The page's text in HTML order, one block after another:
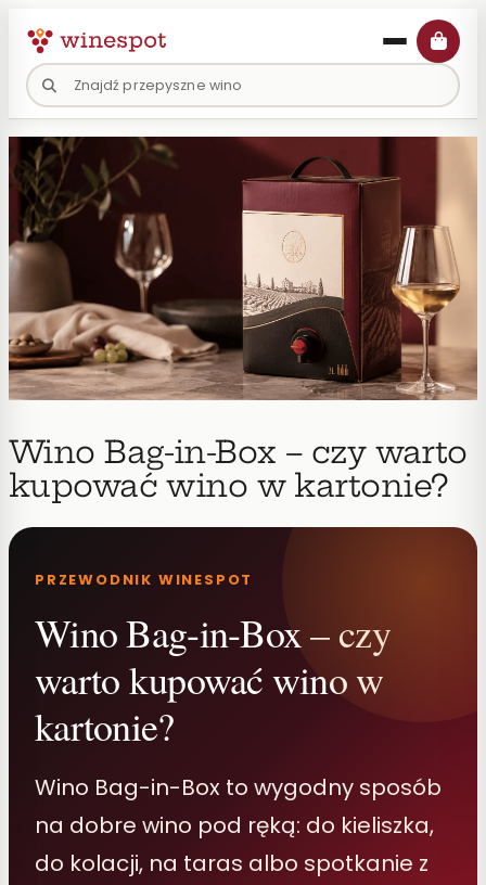
treści
Wino Bag-in-Box – czy warto
kupować wino w kartonie?
PRZEWODNIK WINESPOT
Wino Bag-in-Box – czy
warto kupować wino w
kartonie?
Wino Bag-in-Box to wygodny sposób
na dobre wino pod ręką: do kieliszka,
do kolacji, na taras albo spotkanie z